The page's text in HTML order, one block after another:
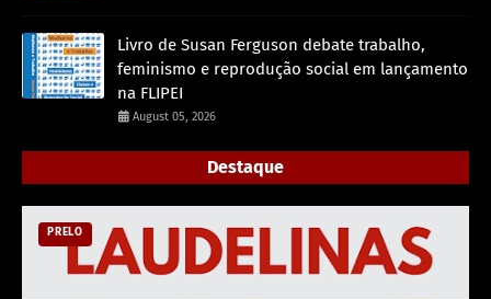
Livro de Susan Ferguson debate trabalho,
feminismo e reprodução social em lançamento
na FLIPEI
August 05, 2026
Destaque
PRELO